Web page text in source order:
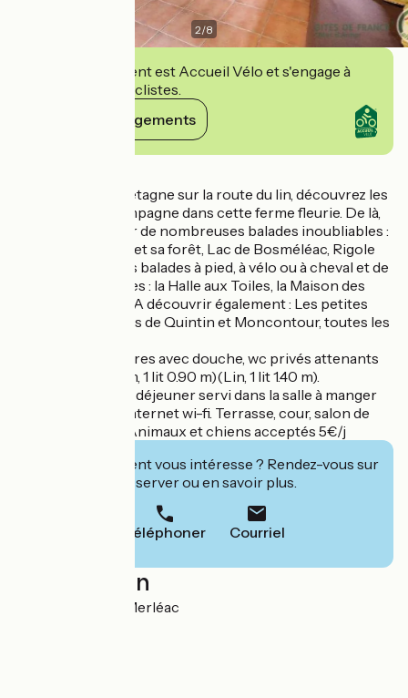
2/8
Cet établissement est Accueil Vélo et s'engage à
accueillir des cyclistes.
Voir ses engagements
Au coeur de la Bretagne sur la route du lin, découvrez les
charmes de la campagne dans cette ferme fleurie. De là,
vous partirez pour de nombreuses balades inoubliables :
Lac de Guerlédan et sa forêt, Lac de Bosméléac, Rigole
d'Hilvern pour des balades à pied, à vélo ou à cheval et de
nombreuses visites : la Halle aux Toiles, la Maison des
Toiles à St-thélo.... A découvrir également : Les petites
cités de caractères de Quintin et Moncontour, toutes les
A l'étage, 2 chambres avec douche, wc privés attenants
(Genêts, 1 lit 1.40 m, 1 lit 0.90 m)(Lin, 1 lit 1.40 m).
Kitchenette. Petit déjeuner servi dans la salle à manger
de 60 m². Accès internet wi-fi. Terrasse, cour, salon de
jardin, barbecue. Animaux et chiens acceptés 5€/j
Cet établissement vous intéresse ? Rendez-vous sur
leur site pour réserver ou en savoir plus.
Téléphoner Courriel
Localisation
22 Bizoin 22460 Merléac